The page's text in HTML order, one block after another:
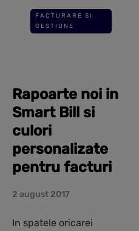
FACTURARE SI
GESTIUNE
Rapoarte noi in
Smart Bill si
culori
personalizate
pentru facturi
2 august 2017
In spatele oricarei